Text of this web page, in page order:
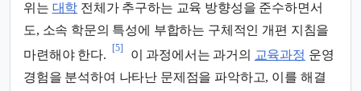
위는 대학 전체가 추구하는 교육 방향성을 준수하면서
도, 소속 학문의 특성에 부합하는 구체적인 개편 지침을
마련해야 한다.
[5]
이 과정에서는 과거의 교육과정 운영
경험을 분석하여 나타난 문제점을 파악하고, 이를 해결